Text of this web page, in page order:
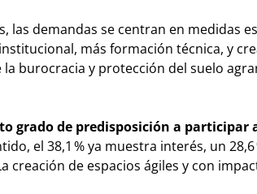
las demandas se centran en medidas
más formación técnica, y
burocracia y protección del suelo
grado de predisposición a
el 38,1 % ya muestra interés, un
creación de espacios ágiles y con